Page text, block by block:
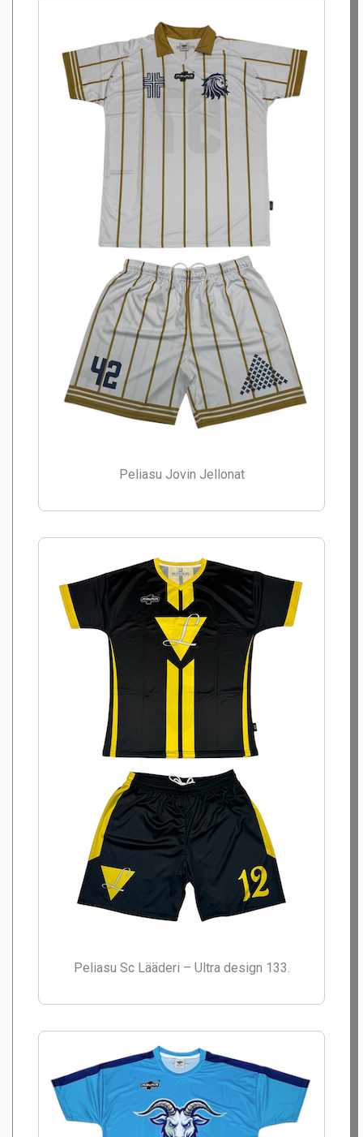
Peliasu Jovin Jellonat
Peliasu Sc Lääderi – Ultra design 133.